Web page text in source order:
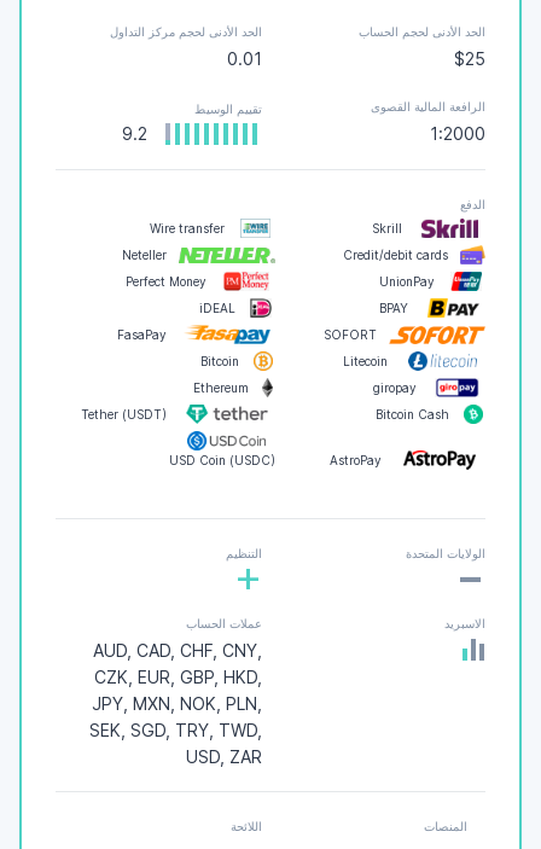
الحد الأدنى لحجم الحساب
$25
الحد الأدنى لحجم مركز التداول
0.01
الرافعة المالية القصوى
1:2000
تقييم الوسيط
9.2
الدفع
Skrill
Wire transfer
Credit/debit cards
Neteller
UnionPay
Perfect Money
BPAY
iDEAL
SOFORT
FasaPay
Litecoin
Bitcoin
giropay
Ethereum
Bitcoin Cash
Tether (USDT)
AstroPay
USD Coin (USDC)
الولايات المتحدة
- التنظيم
+
الاسبريد عملات الحساب
AUD, CAD, CHF, CNY,
CZK, EUR, GBP, HKD,
JPY, MXN, NOK, PLN,
SEK, SGD, TRY, TWD,
USD, ZAR
المنصات اللائحة